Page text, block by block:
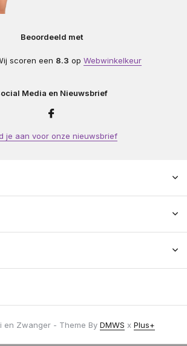
Beoordeeld met
scoren een 8.3 op Webwinkelkeur
Media en Nieuwsbrief
je aan voor onze nieuwsbrief
en Zwanger - Theme By DMWS x Plus+